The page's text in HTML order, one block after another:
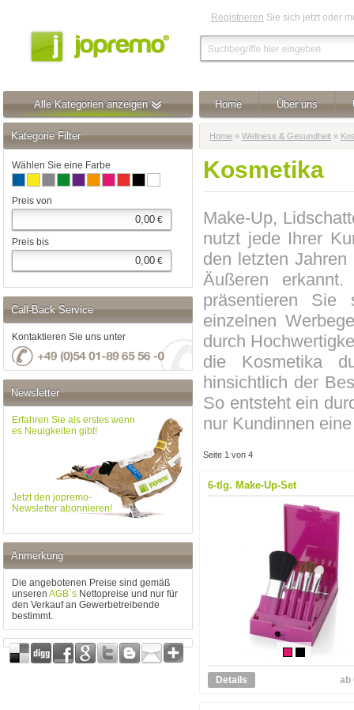
Registrieren Sie sich jetzt oder
Alle Kategorien anzeigen
Kategorie Filter
Wählen Sie eine Farbe
Preis von
€
Preis bis
€
Call-Back Service
Kontaktieren Sie uns unter
Newsletter
Erfahren Sie als erstes wenn
es Neuigkeiten gibt!
Jetzt den jopremo-
Newsletter abonnieren!
Anmerkung
Die angebotenen Preise sind gemäß
unseren AGB`s Nettopreise und nur für
den Verkauf an Gewerbetreibende
bestimmt.
Home Über uns
Home » Wellness & Gesundheit »
Kosmetika
Make-Up,
nutzt jede Ihrer
den letzten
Äußeren
präsentieren Sie
einzelnen
durch
die Kosmetika
hinsichtlich der
So entsteht ein
nur Kundinnen
Seite 1 von 4
6-tlg. Make-Up-Set
Details ab